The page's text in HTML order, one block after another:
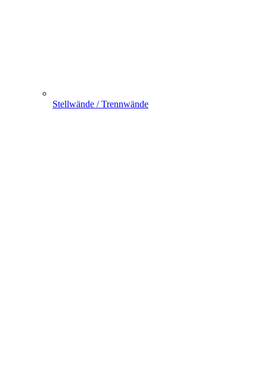
Stellwände / Trennwände